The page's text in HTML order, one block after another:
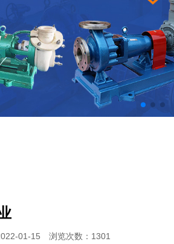
01-15 浏览次数： 1301